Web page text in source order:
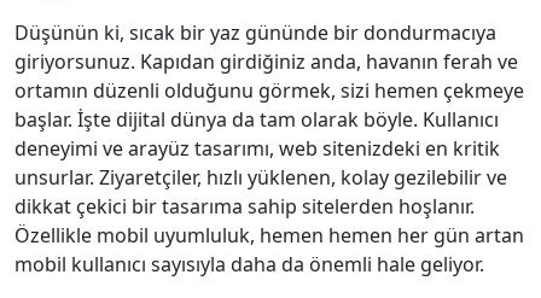
Düşünün ki, sıcak bir yaz gününde bir dondurmacıya
giriyorsunuz. Kapıdan girdiğiniz anda, havanın ferah ve
ortamın düzenli olduğunu görmek, sizi hemen çekmeye
başlar. İşte dijital dünya da tam olarak böyle. Kullanıcı
deneyimi ve arayüz tasarımı, web sitenizdeki en kritik
unsurlar. Ziyaretçiler, hızlı yüklenen, kolay gezilebilir ve
dikkat çekici bir tasarıma sahip sitelerden hoşlanır.
Özellikle mobil uyumluluk, hemen hemen her gün artan
mobil kullanıcı sayısıyla daha da önemli hale geliyor.